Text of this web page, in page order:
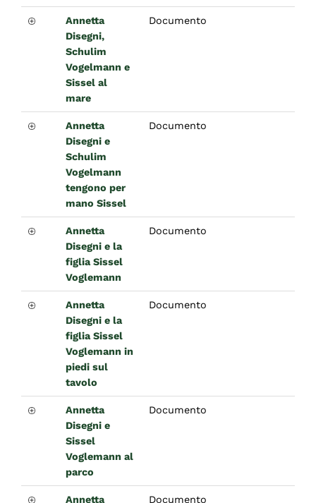
Annetta
Disegni,
Schulim
Vogelmann e
Sissel al
mare
Documento
Annetta
Disegni e
Schulim
Vogelmann
tengono per
mano Sissel
Documento
Annetta
Disegni e la
figlia Sissel
Voglemann
Documento
Annetta
Disegni e la
figlia Sissel
Voglemann in
piedi sul
tavolo
Documento
Annetta
Disegni e
Sissel
Voglemann al
parco
Documento
Annetta
Documento